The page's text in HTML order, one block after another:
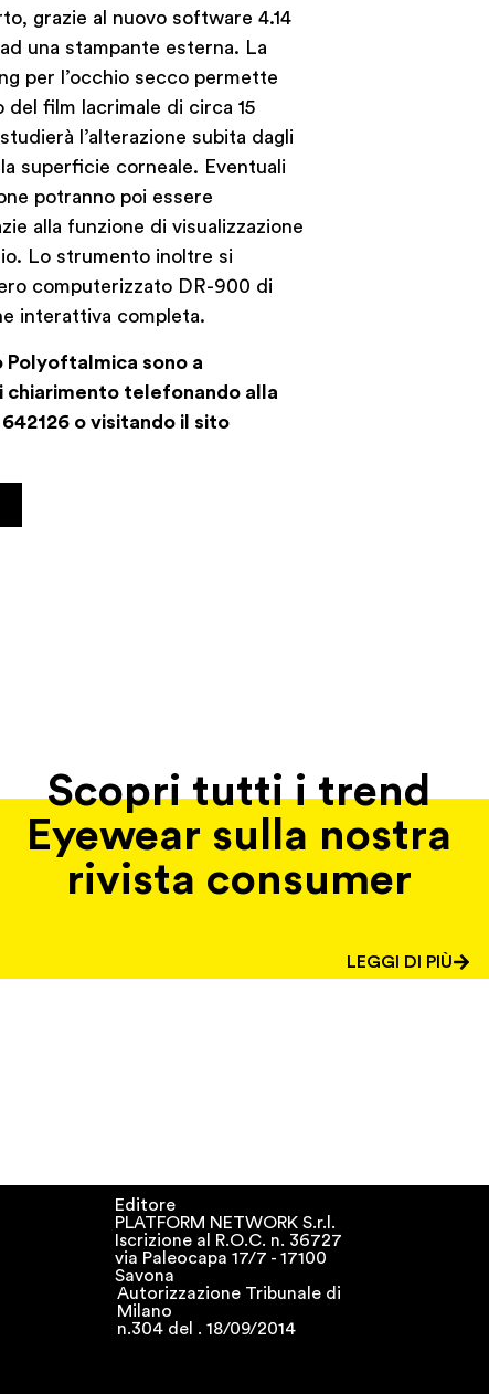
grazie al nuovo software 4.14
una stampante esterna. La
per l’occhio secco permette
del film lacrimale di circa 15
l’alterazione subita dagli
superficie corneale. Eventuali
potranno poi essere
alla funzione di visualizzazione
Lo strumento inoltre si
computerizzato DR-900 di
interattiva completa.
sono a
chiarimento telefonando alla
o visitando il sito
Scopri tutti i trend
Eyewear sulla nostra
rivista consumer
LEGGI DI PIÙ
Editore
PLATFORM NETWORK S.r.l.
Iscrizione al R.O.C. n. 36727
via Paleocapa 17/7 - 17100
Savona
Autorizzazione Tribunale di
Milano
n.304 del . 18/09/2014